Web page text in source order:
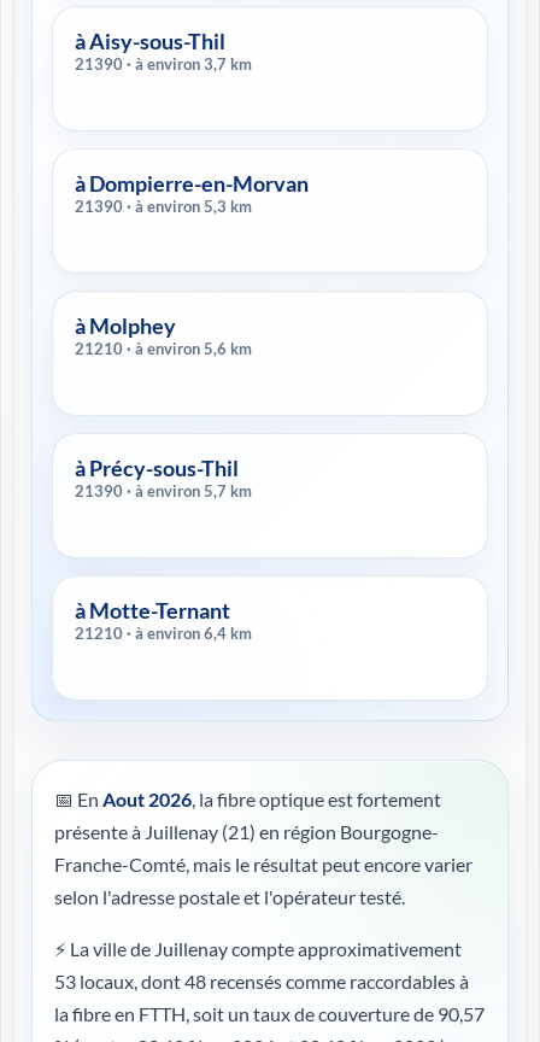
à Aisy-sous-Thil
21390 · à environ 3,7 km
à Dompierre-en-Morvan
21390 · à environ 5,3 km
à Molphey
21210 · à environ 5,6 km
à Précy-sous-Thil
21390 · à environ 5,7 km
à Motte-Ternant
21210 · à environ 6,4 km
📅 En Aout 2026, la fibre optique est fortement
présente à Juillenay (21) en région Bourgogne-
Franche-Comté, mais le résultat peut encore varier
selon l'adresse postale et l'opérateur testé.
⚡ La ville de Juillenay compte approximativement
53 locaux, dont 48 recensés comme raccordables à
la fibre en FTTH, soit un taux de couverture de 90,57